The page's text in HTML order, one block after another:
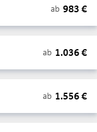
ab 983 €
ab 1.036€
ab 1.556€